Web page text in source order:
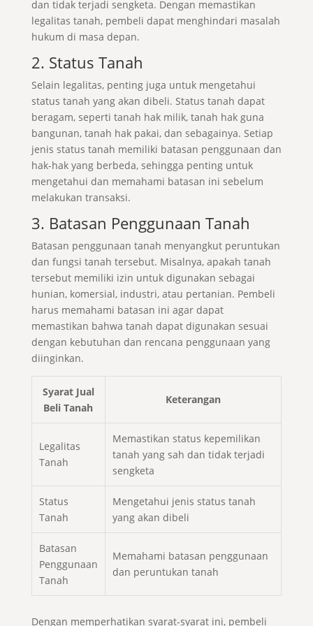
dan tidak terjadi sengketa. Dengan memastikan
legalitas tanah, pembeli dapat menghindari masalah
hukum di masa depan.
2. Status Tanah
Selain legalitas, penting juga untuk mengetahui
status tanah yang akan dibeli. Status tanah dapat
beragam, seperti tanah hak milik, tanah hak guna
bangunan, tanah hak pakai, dan sebagainya. Setiap
jenis status tanah memiliki batasan penggunaan dan
hak-hak yang berbeda, sehingga penting untuk
mengetahui dan memahami batasan ini sebelum
melakukan transaksi.
3. Batasan Penggunaan Tanah
Batasan penggunaan tanah menyangkut peruntukan
dan fungsi tanah tersebut. Misalnya, apakah tanah
tersebut memiliki izin untuk digunakan sebagai
hunian, komersial, industri, atau pertanian. Pembeli
harus memahami batasan ini agar dapat
memastikan bahwa tanah dapat digunakan sesuai
dengan kebutuhan dan rencana penggunaan yang
diinginkan.
Syarat Jual
Beli Tanah
Keterangan
Legalitas
Tanah
Memastikan status kepemilikan
tanah yang sah dan tidak terjadi
sengketa
Status
Tanah
Mengetahui jenis status tanah
yang akan dibeli
Batasan
Penggunaan
Tanah
Memahami batasan penggunaan
dan peruntukan tanah
Dengan memperhatikan syarat-syarat ini, pembeli